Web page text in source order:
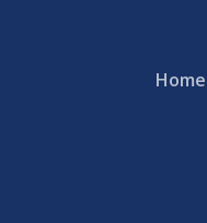
Home